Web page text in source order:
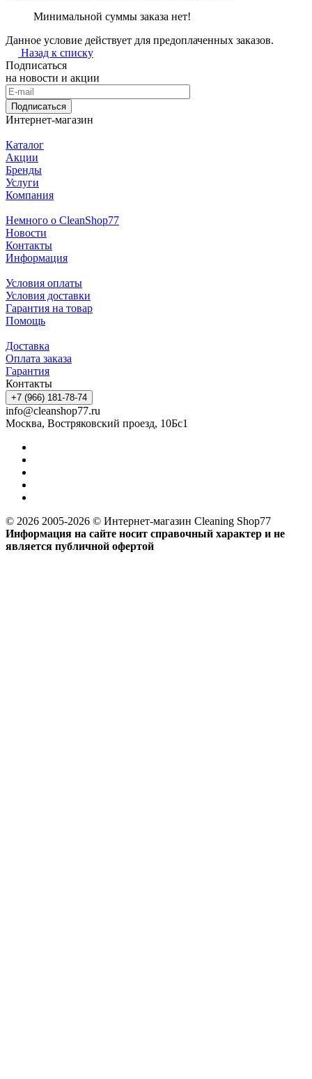
Минимальной суммы заказа нет!
Данное условие действует для предоплаченных заказов.
Назад к списку
Подписаться
на новости и акции
Подписаться
Интернет-магазин
Каталог
Акции
Бренды
Услуги
Компания
Немного о CleanShop77
Новости
Контакты
Информация
Условия оплаты
Условия доставки
Гарантия на товар
Помощь
Доставка
Оплата заказа
Гарантия
Контакты
+7 (966) 181-78-74
info@cleanshop77.ru
Москва, Востряковский проезд, 10Бс1
© 2026 2005-2026 © Интернет-магазин Cleaning Shop77
Информация на сайте носит справочный характер и не
является публичной офертой